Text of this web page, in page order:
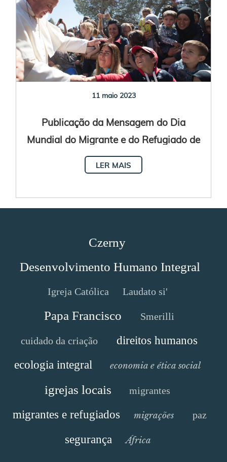
11 maio 2023
Publicação da Mensagem do Dia
Mundial do Migrante e do Refugiado de
2023
LER MAIS
Czerny
Desenvolvimento Humano Integral
Igreja Católica Laudato si'
Papa Francisco Smerilli
cuidado da criação
direitos humanos
ecologia integral
economia e ética social
igrejas locais migrantes
migrantes e refugiados migrações paz
segurança África